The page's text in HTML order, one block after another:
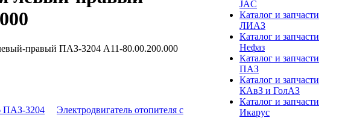
правый ПАЗ-3204 А11-80.00.200.000
ПАЗ-3204
Электродвигатель отопителя с
JAC
Каталог и запчасти
ЛИАЗ
Каталог и запчасти
Нефаз
Каталог и запчасти
ПАЗ
Каталог и запчасти
КАвЗ и ГолАЗ
Каталог и запчасти
Икарус